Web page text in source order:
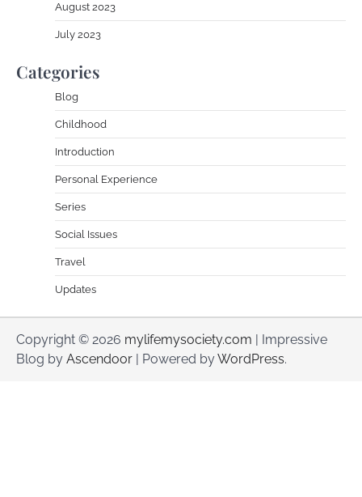
August 2023
July 2023
Categories
Blog
Childhood
Introduction
Personal Experience
Series
Social Issues
Travel
Updates
Copyright © 2026 mylifemysociety.com | Impressive
Blog by Ascendoor | Powered byWordPress.